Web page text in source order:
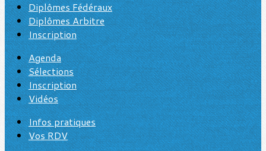
Diplômes Fédéraux
Diplômes Arbitre
Inscription
Agenda
Sélections
Inscription
Vidéos
Infos pratiques
Vos RDV